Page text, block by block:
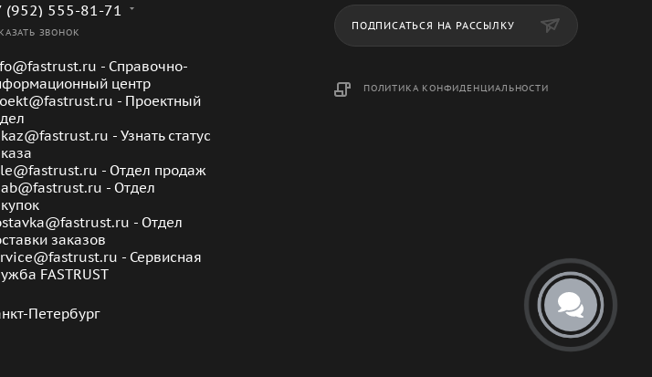
(952) 555-81-71
ЗВОНОК
- Справочно-
центр
- Проектный
- Узнать статус
- Отдел продаж
- Отдел
- Отдел
заказов
- Сервисная
FASTRUST
Петербург
ПОДПИСАТЬСЯ НА РАССЫЛКУ
ПОЛИТИКА КОНФИДЕНЦИАЛЬНОСТИ